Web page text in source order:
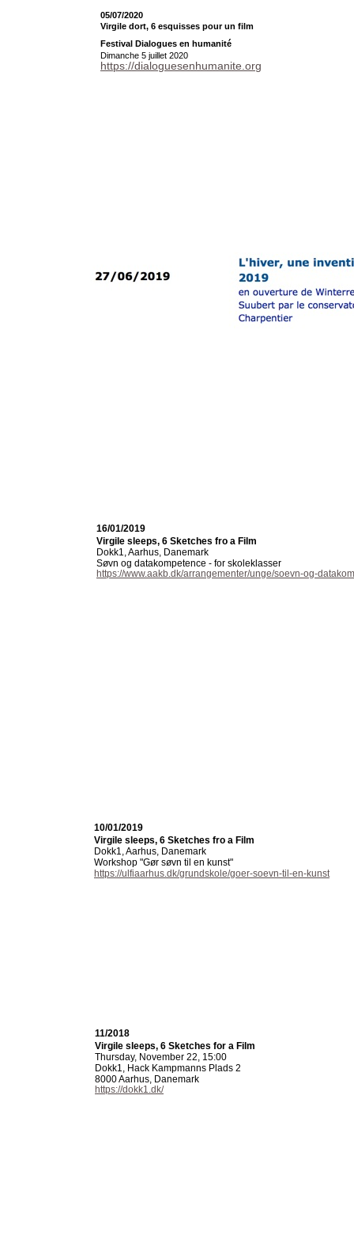
11/2018
Virgile sleeps, 6 Sketches for a Film
Thursday, November 22, 15:00
Dokk1, Hack Kampmanns Plads 2
8000 Aarhus, Danemark
https://dokk1.dk/
10/01/2019
Virgile sleeps, 6 Sketches fro a Film
Dokk1, Aarhus, Danemark
Workshop "Gør søvn til en kunst"
https://ulfiaarhus.dk/grundskole/goer-soevn-til-en-kunst
16/01/2019
Virgile sleeps, 6 Sketches fro a Film
Dokk1, Aarhus, Danemark
Søvn og datakompetence - for skoleklasser
https://www.aakb.dk/arrangementer/unge/soevn-og-
05/07/2020
Virgile dort, 6 esquisses pour un film
Festival Dialogues en humanité
Dimanche 5 juillet 2020
https://dialoguesenhumanite.org